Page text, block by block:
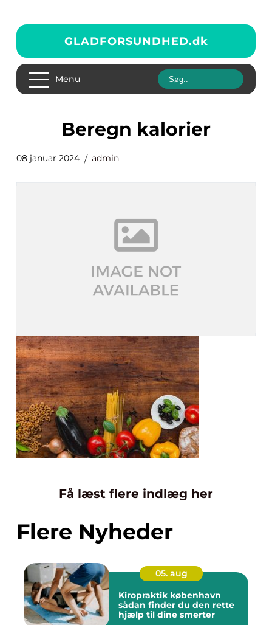
GLADFORSUNDHED.dk
Menu
beregn kalorier
08 januar 2024 admin
Få læst flere indlæg her
Flere Nyheder
05. aug
Kiropraktik københavn
sådan finder du den rette
hjælp til dine smerter